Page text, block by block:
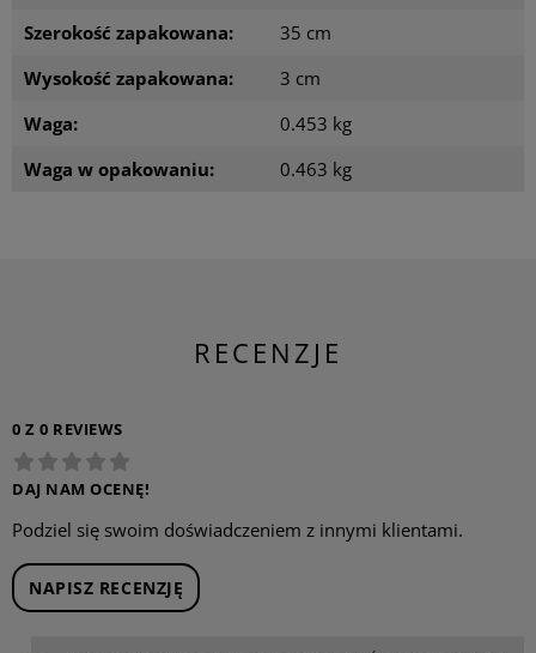
Szerokość zapakowana:
35 cm
Wysokość zapakowana:
3 cm
Waga:
0.453 kg
Waga w opakowaniu:
0.463 kg
RECENZJE
0 Z 0 REVIEWS
DAJ NAM OCENĘ!
Podziel się swoim doświadczeniem z innymi klientami.
NAPISZ RECENZJĘ